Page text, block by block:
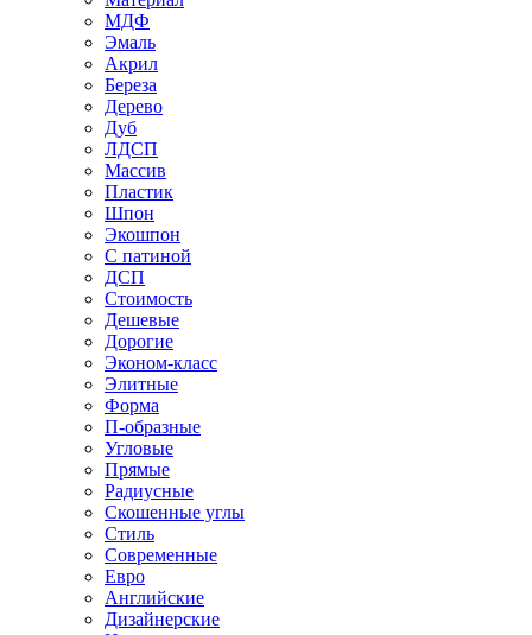
МДФ
Эмаль
Акрил
Береза
Дерево
Дуб
ЛДСП
Массив
Пластик
Шпон
Экошпон
С патиной
ДСП
Стоимость
Дешевые
Дорогие
Эконом-класс
Элитные
Форма
П-образные
Угловые
Прямые
Радиусные
Скошенные углы
Стиль
Современные
Евро
Английские
Дизайнерские